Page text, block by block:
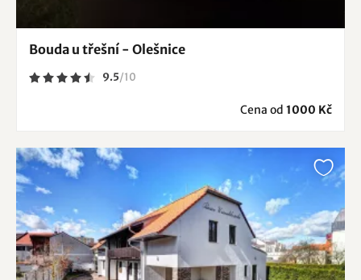
Bouda u třešní - Olešnice
9.5/10
Cena od 1000 Kč